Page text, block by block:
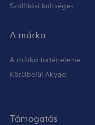
Szállítási költségek
A márka
A márka történeleme
Körülbelül Akyga
Támogatás